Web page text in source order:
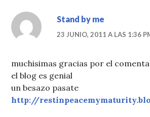
Stand by me
23 JUNIO, 2011 A LAS 1:36
muchisimas gracias por el
el blog es genial
un besazo pasate
http://